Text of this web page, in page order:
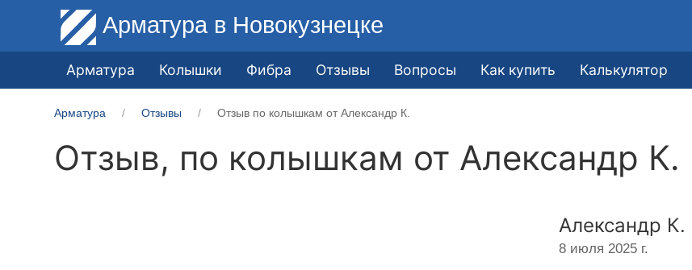
Арматура в Новокузнецке
Арматура Колышки Фибра Отзывы Вопросы Как купить Калькулятор
Арматура Отзывы Отзыв по колышкам от Александр К.
Отзыв, по колышкам от Александр К.
Александр К.
8 июля 2025 г.